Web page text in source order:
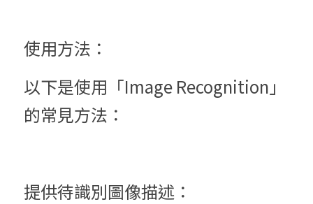
使用方法：
以下是使用「Image Recognition」
的常見方法：
提供待識別圖像描述：